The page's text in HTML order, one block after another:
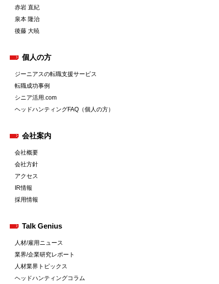
赤岩 直紀
泉本 隆治
後藤 大暁
個人の方
ジーニアスの転職支援サービス
転職成功事例
シニア活用.com
ヘッドハンティングFAQ（個人の方）
会社案内
会社概要
会社方針
アクセス
IR情報
採用情報
Talk Genius
人材/雇用ニュース
業界/企業研究レポート
人材業界トピックス
ヘッドハンティングコラム